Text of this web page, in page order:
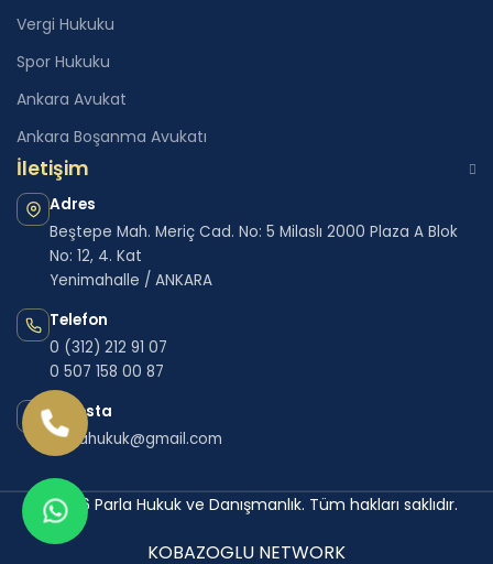
Vergi Hukuku
Spor Hukuku
Ankara Avukat
Ankara Boşanma Avukatı
İletişim
Adres
Beştepe Mah. Meriç Cad. No: 5 Milaslı 2000 Plaza A Blok
No: 12, 4. Kat
Yenimahalle / ANKARA
Telefon
0 (312) 212 91 07
0 507 158 00 87
E-posta
parlahukuk@gmail.com
© 2026 Parla Hukuk ve Danışmanlık. Tüm hakları saklıdır.
KOBAZOGLU NETWORK